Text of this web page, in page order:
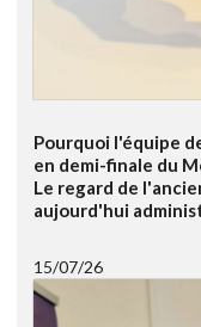
Pourquoi l'équipe
en demi-finale du
Le regard de
aujourd'hui
15/07/26